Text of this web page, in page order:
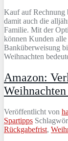
Kauf auf Rechnung
damit auch die
Familie. Mit der
können Kunden
Banküberweisung
Weihnachten
Amazon:
Veröffentlicht von
Spartipps
Rückgabefrist,